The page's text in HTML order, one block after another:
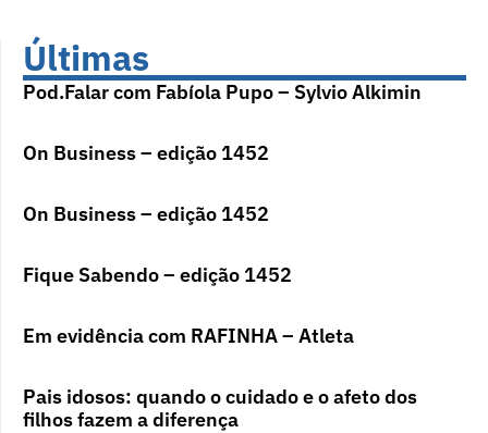
Últimas
Pod.Falar com Fabíola Pupo – Sylvio Alkimin
On Business – edição 1452
On Business – edição 1452
Fique Sabendo – edição 1452
Em evidência com RAFINHA – Atleta
Pais idosos: quando o cuidado e o afeto dos
filhos fazem a diferença